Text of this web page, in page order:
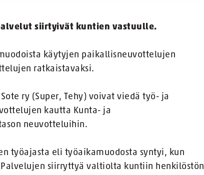
siirtyivät kuntien vastuulle.
käytyjen paikallisneuvottelujen
ratkaistavaksi.
ry (Super, Tehy) voivat viedä työ- ja
kautta Kunta- ja
neuvotteluihin.
työajasta eli työaikamuodosta syntyi, kun
siirryttyä valtiolta kuntiin henkilöstön